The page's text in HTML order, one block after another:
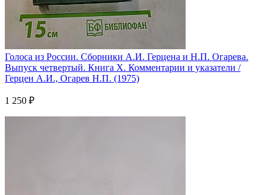
Голоса из России. Сборники А.И. Герцена и Н.П. Огарева.
Выпуск четвертый. Книга X. Комментарии и указатели /
Герцен А.И., Огарев Н.П. (1975)
1 250 ₽